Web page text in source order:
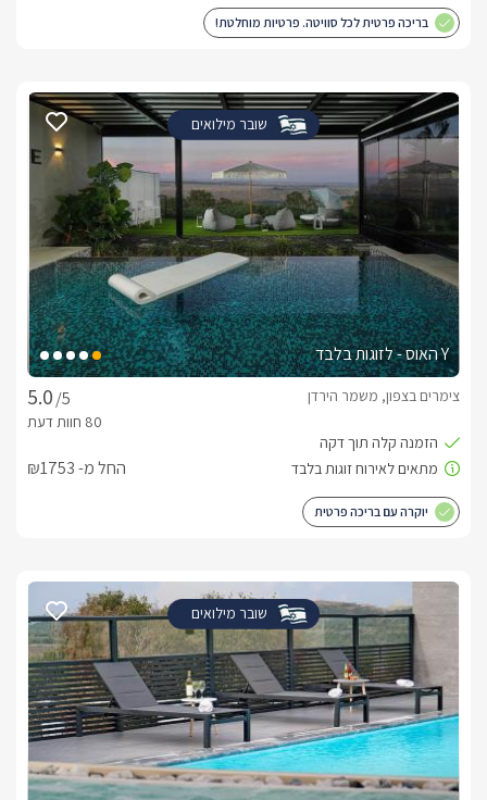
בריכה פרטית לכל סוויטה. פרטיות מוחלטת!
שובר מילואים
Y האוס - לזוגות בלבד
/5
צימרים בצפון, משמר הירדן
החל מ- ₪1753
יוקרה עם בריכה פרטית
שובר מילואים